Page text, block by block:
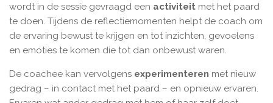
wordt in de sessie gevraagd een activiteit met het paard
te doen. Tijdens de reflectiemomenten helpt de coach om
de ervaring bewust te krijgen en tot inzichten, gevoelens
en emoties te komen die tot dan onbewust waren.
De coachee kan vervolgens experimenteren met nieuw
gedrag – in contact met het paard – en opnieuw ervaren.